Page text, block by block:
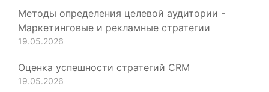
Методы определения целевой аудитории -
Маркетинговые и рекламные стратегии
19.05.2026
Оценка успешности стратегий CRM
19.05.2026